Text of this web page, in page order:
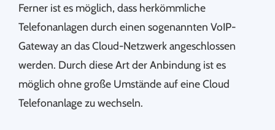
Ferner ist es möglich, dass herkömmliche
Telefonanlagen durch einen sogenannten VoIP-
Gateway an das Cloud-Netzwerk angeschlossen
werden. Durch diese Art der Anbindung ist es
möglich ohne große Umstände auf eine Cloud
Telefonanlage zu wechseln.